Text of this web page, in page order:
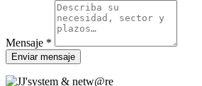
Mensaje *
Enviar mensaje